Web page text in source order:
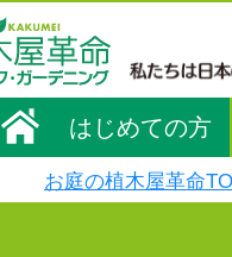
はじめての方
お庭の植木屋革命